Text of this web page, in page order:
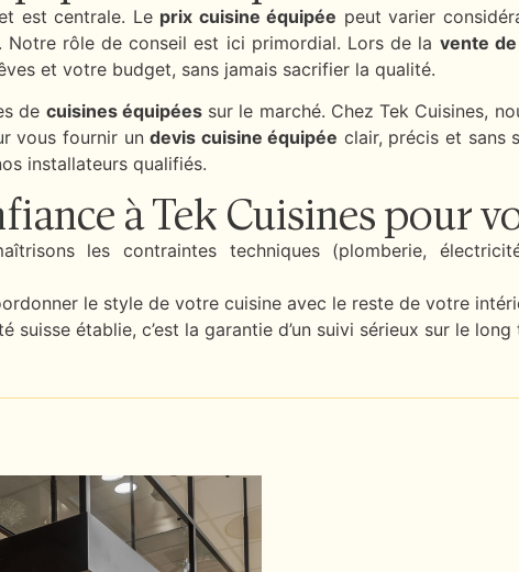
est centrale. Le prix cuisine équipée peut varier
Notre rôle de conseil est ici primordial. Lors de la vente
et votre budget, sans jamais sacrifier la qualité.
de cuisines équipéessur le marché. Chez Tek Cuisines,
vous fournir undevis cuisine équipée clair, précis et sans
installateurs qualifiés.
à Tek Cuisines pour
les contraintes techniques (plomberie,
le style de votre cuisine avec le reste de votre
suisse établie, c’est la garantie d’un suivi sérieux sur le long